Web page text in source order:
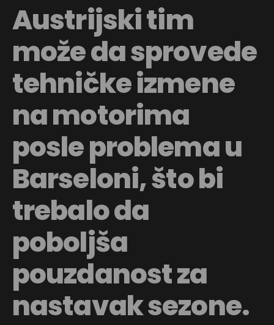
Austrijski tim
može da sprovede
tehničke izmene
na motorima
posle problema u
Barseloni, što bi
trebalo da
poboljša
pouzdanost za
nastavak sezone.